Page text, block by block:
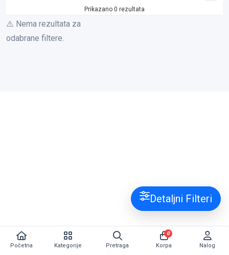
Prikazano 0 rezultata
⚠️ Nema rezultata za
odabrane filtere.
Detaljni Filteri
Početna Kategorije Pretraga Korpa
0
Nalog